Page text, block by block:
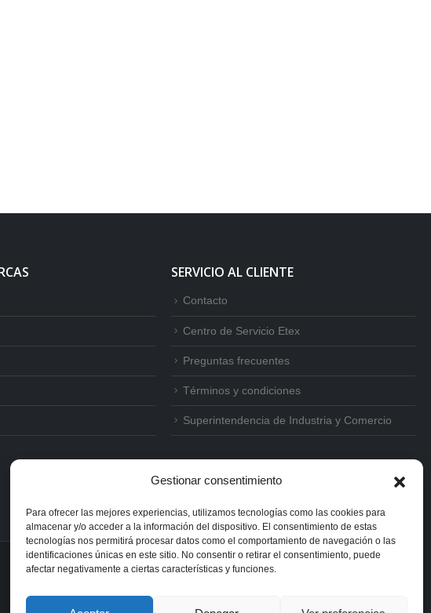
Gestionar consentimiento
Para ofrecer las mejores experiencias, utilizamos tecnologías como las cookies para
almacenar y/o acceder a la información del dispositivo. El consentimiento de estas
tecnologías nos permitirá procesar datos como el comportamiento de navegación o las
identificaciones únicas en este sitio. No consentir o retirar el consentimiento, puede
afectar negativamente a ciertas características y funciones.
SERVICIO AL CLIENTE
Contacto
Centro de Servicio Etex
Preguntas frecuentes
Términos y condiciones
Superintendencia de Industria y Comercio